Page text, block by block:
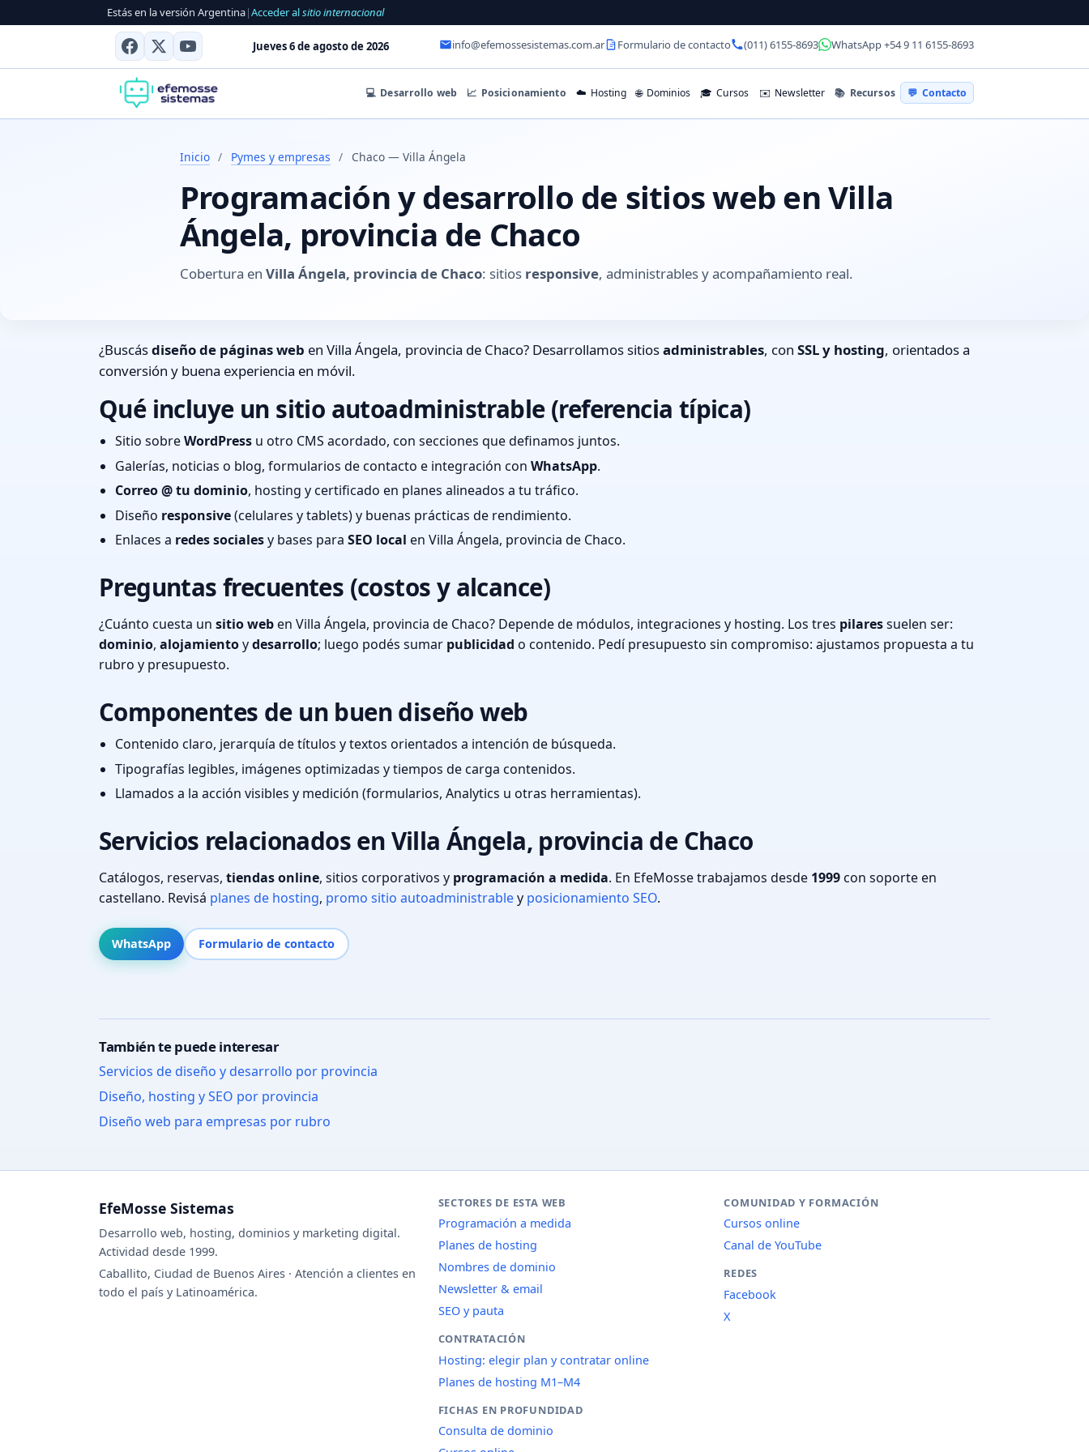
Estás en la versión Argentina|Acceder alsitio internacional
Jueves 6 de agosto de 2026 info@efemossesistemas.com.ar Formulario de contacto (011) 6155-8693 WhatsApp +54 9 11 6155-8693
💻 Desarrollo web 📈 Posicionamiento ☁️ Hosting 🌐 Dominios 🎓 Cursos ✉️ Newsletter 📚 Recursos 💬 Contacto
Inicio / Pymes y empresas / Chaco — Villa Ángela
Programación y desarrollo de sitios web en Villa
Ángela, provincia de Chaco
Cobertura en Villa Ángela, provincia de Chaco: sitios responsive, administrables y acompañamiento real.
¿Buscásdiseño de páginas web en Villa Ángela, provincia de Chaco? Desarrollamos sitiosadministrables, con SSL y hosting, orientados a
conversión y buena experiencia en móvil.
Qué incluye un sitio autoadministrable (referencia típica)
Sitio sobreWordPress u otro CMS acordado, con secciones que definamos juntos.
Galerías, noticias o blog, formularios de contacto e integración con WhatsApp.
Correo @ tu dominio, hosting y certificado en planes alineados a tu tráfico.
Diseño responsive(celulares y tablets) y buenas prácticas de rendimiento.
Enlaces a redes socialesy bases para SEO local en Villa Ángela, provincia de Chaco.
Preguntas frecuentes (costos y alcance)
¿Cuánto cuesta un sitio weben Villa Ángela, provincia de Chaco? Depende de módulos, integraciones y hosting. Los tres pilaressuelen ser:
dominio, alojamientoydesarrollo; luego podés sumar publicidad o contenido. Pedí presupuesto sin compromiso: ajustamos propuesta a tu
rubro y presupuesto.
Componentes de un buen diseño web
Contenido claro, jerarquía de títulos y textos orientados a intención de búsqueda.
Tipografías legibles, imágenes optimizadas y tiempos de carga contenidos.
Llamados a la acción visibles y medición (formularios, Analytics u otras herramientas).
Servicios relacionados en Villa Ángela, provincia de Chaco
Catálogos, reservas, tiendas online, sitios corporativos y programación a medida. En EfeMosse trabajamos desde 1999con soporte en
castellano. Revisá planes de hosting, promo sitio autoadministrabley posicionamiento SEO.
WhatsApp Formulario de contacto
También te puede interesar
Servicios de diseño y desarrollo por provincia
Diseño, hosting y SEO por provincia
Diseño web para empresas por rubro
EfeMosse Sistemas
Desarrollo web, hosting, dominios y marketing digital.
Actividad desde 1999.
Caballito, Ciudad de Buenos Aires · Atención a clientes en
todo el país y Latinoamérica.
SECTORES DE ESTA WEB
Programación a medida
Planes de hosting
Nombres de dominio
Newsletter & email
SEO y pauta
CONTRATACIÓN
Hosting: elegir plan y contratar online
Planes de hosting M1–M4
FICHAS EN PROFUNDIDAD
Consulta de dominio
COMUNIDAD Y FORMACIÓN
Cursos online
Canal de YouTube
REDES
Facebook
X